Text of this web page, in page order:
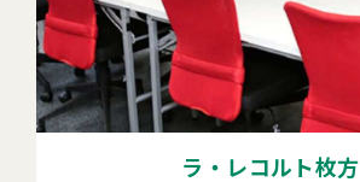
ラ・レコルト枚方